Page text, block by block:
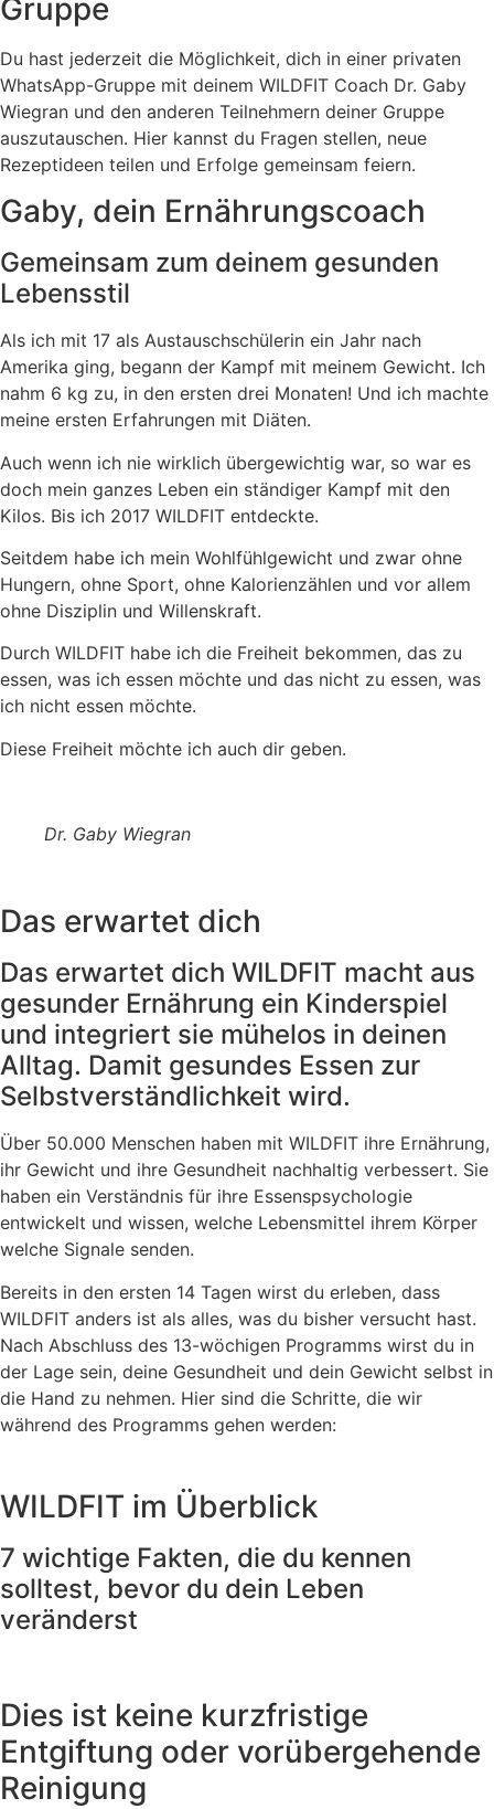
Gruppe
Du hast jederzeit die Möglichkeit, dich in einer privaten
WhatsApp-Gruppe mit deinem WILDFIT Coach Dr. Gaby
Wiegran und den anderen Teilnehmern deiner Gruppe
auszutauschen. Hier kannst du Fragen stellen, neue
Rezeptideen teilen und Erfolge gemeinsam feiern.
Gaby, dein Ernährungscoach
Gemeinsam zum deinem gesunden
Lebensstil
Als ich mit 17 als Austauschschülerin ein Jahr nach
Amerika ging, begann der Kampf mit meinem Gewicht. Ich
nahm 6 kg zu, in den ersten drei Monaten! Und ich machte
meine ersten Erfahrungen mit Diäten.
Auch wenn ich nie wirklich übergewichtig war, so war es
doch mein ganzes Leben ein ständiger Kampf mit den
Kilos. Bis ich 2017 WILDFIT entdeckte.
Seitdem habe ich mein Wohlfühlgewicht und zwar ohne
Hungern, ohne Sport, ohne Kalorienzählen und vor allem
ohne Disziplin und Willenskraft.
Durch WILDFIT habe ich die Freiheit bekommen, das zu
essen, was ich essen möchte und das nicht zu essen, was
ich nicht essen möchte.
Diese Freiheit möchte ich auch dir geben.
Dr. Gaby Wiegran
Das erwartet dich
Das erwartet dich WILDFIT macht aus
gesunder Ernährung ein Kinderspiel
und integriert sie mühelos in deinen
Alltag. Damit gesundes Essen zur
Selbstverständlichkeit wird.
Über 50.000 Menschen haben mit WILDFIT ihre Ernährung,
ihr Gewicht und ihre Gesundheit nachhaltig verbessert. Sie
haben ein Verständnis für ihre Essenspsychologie
entwickelt und wissen, welche Lebensmittel ihrem Körper
welche Signale senden.
Bereits in den ersten 14 Tagen wirst du erleben, dass
WILDFIT anders ist als alles, was du bisher versucht hast.
Nach Abschluss des 13-wöchigen Programms wirst du in
der Lage sein, deine Gesundheit und dein Gewicht selbst in
die Hand zu nehmen. Hier sind die Schritte, die wir
während des Programms gehen werden:
WILDFIT im Überblick
7 wichtige Fakten, die du kennen
solltest, bevor du dein Leben
veränderst
Dies ist keine kurzfristige
Entgiftung oder vorübergehende
Reinigung